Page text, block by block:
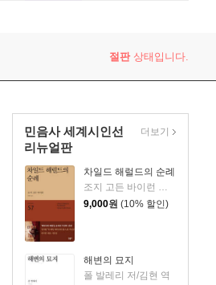
절판상태입니다.
민음사 세계시인선
리뉴얼판
차일드 해럴드의 순례
조지 고든 바이런 저/황동규 역
9,000원 (10% 할인)
해변의 묘지
폴 발레리 저/김현 역
더보기